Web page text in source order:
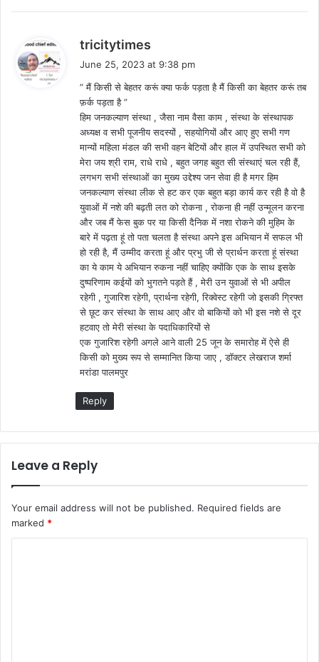
tricitytimes
s
June 25, 2023 at 9:38 pm
” मैं किसी से बेहतर करूं क्या फर्क पड़ता है मैं किसी का बेहतर करूं तब
फ़र्क पड़ता है ”
हिम जनकल्याण संस्था , जैसा नाम वैसा काम , संस्था के संस्थापक
अध्यक्ष व सभी पूजनीय सदस्यों , सहयोगियों और आए हुए सभी गण
मान्यों महिला मंडल की सभी वहन बेटियों और हाल में उपस्थित सभी को
मेरा जय श्री राम, राधे राधे , बहुत जगह बहुत सी संस्थाएं चल रही हैं,
लगभग सभी संस्थाओं का मुख्य उद्देश्य जन सेवा ही है मगर हिम
जनकल्याण संस्था लीक से हट कर एक बहुत बड़ा कार्य कर रही है वो है
युवाओं में नशे की बढ़ती लत को रोकना , रोकना ही नहीं उन्मूलन करना
और जब मैं फेस बुक पर या किसी दैनिक में नशा रोकने की मुहिम के
बारे में पढ़ता हूं तो पता चलता है संस्था अपने इस अभियान में सफल भी
हो रही है, मैं उम्मीद करता हूं और प्रभु जी से प्रार्थन करता हूं संस्था
का ये काम ये अभियान रुकना नहीं चाहिए क्योंकि एक के साथ इसके
दुष्परिणाम कईयों को भुगतने पड़ते हैं , मेरी उन युवाओं से भी अपील
रहेगी , गुजारिश रहेगी, प्रार्थना रहेगी, रिक्वेस्ट रहेगी जो इसकी ग्रिफ्त
से छूट कर संस्था के साथ आए और वो बाकियों को भी इस नशे से दूर
हटवाए तो मेरी संस्था के पदाधिकारियों से
एक गुजारिश रहेगी अगले आने वाली 25 जून के समारोह में ऐसे ही
किसी को मुख्य रूप से सम्मानित किया जाए , डॉक्टर लेखराज शर्मा
मरांडा पालमपुर
Reply
Leave a Reply
Your email address will not be published. Required fields are
marked *